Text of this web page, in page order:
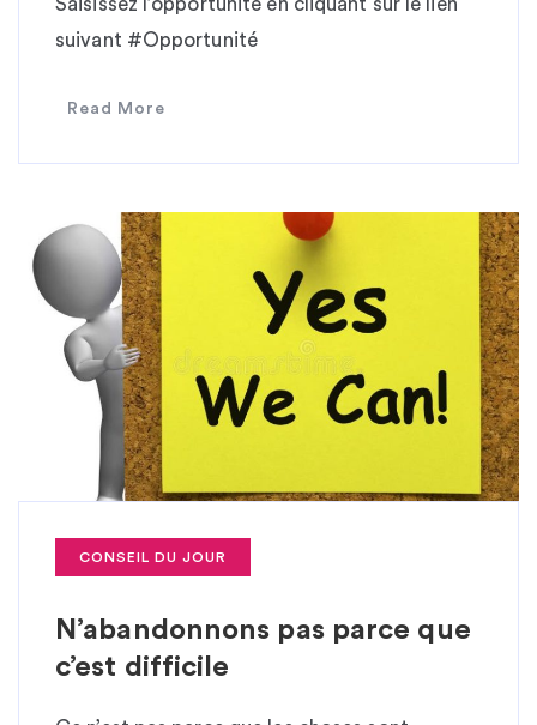
suivant #Opportunité
Read More
CONSEIL DU JOUR
N’abandonnons pas parce que
c’est difficile